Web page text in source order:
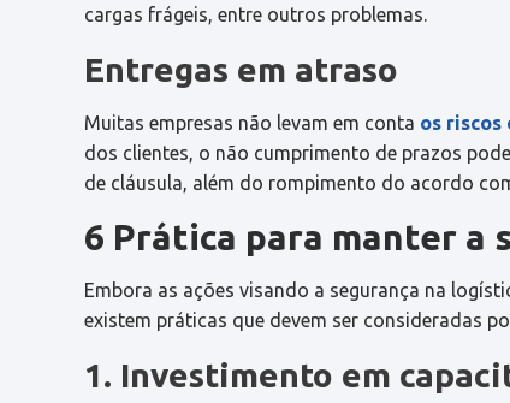
cargas frágeis, entre outros problemas.
Entregas em atraso
Muitas empresas não levam em conta os riscos
dos clientes, o não cumprimento de prazos
de cláusula, além do rompimento do acordo
6 Prática para manter a
Embora as ações visando a segurança na
existem práticas que devem ser consideradas
1. Investimento em